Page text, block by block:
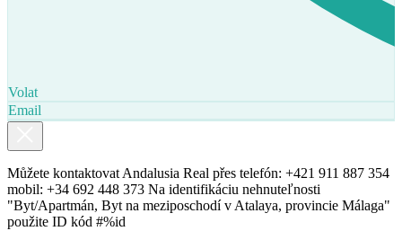
Volat
Email
Můžete kontaktovat Andalusia Real přes telefón: +421 911 887 354
mobil: +34 692 448 373 Na identifikáciu nehnuteľnosti
"Byt/Apartmán, Byt na meziposchodí v Atalaya, provincie Málaga"
použite ID kód #%id